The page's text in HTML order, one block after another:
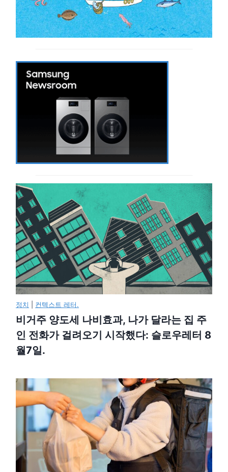
정치 컨텍스트 레터.
비거주 양도세 나비효과, 나가 달라는 집 주
인 전화가 걸려오기 시작했다: 슬로우레터 8
월7일.